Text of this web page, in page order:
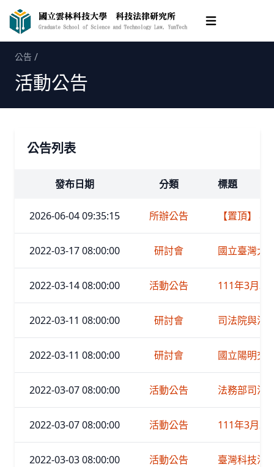
Open main
公告 /
活動公告
公告列表
發布日期 分類 標題
2026-06-04 09:35:15 所辦公告 【置頂】
2022-03-17 08:00:00 研討會 國立臺灣大
2022-03-14 08:00:00 活動公告 111年3月30
2022-03-11 08:00:00 研討會 司法院與法
2022-03-11 08:00:00 研討會 國立陽明交
2022-03-07 08:00:00 活動公告 法務部司法
2022-03-07 08:00:00 活動公告 111年3月21
2022-03-03 08:00:00 活動公告 臺灣科技法